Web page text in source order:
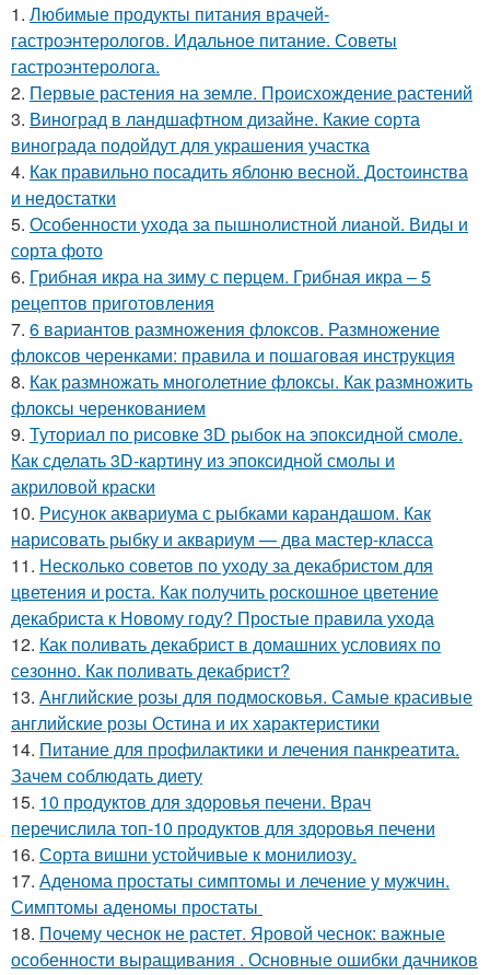
1. Любимые продукты питания врачей-
гастроэнтерологов. Идальное питание. Советы
гастроэнтеролога.
2. Первые растения на земле. Происхождение растений
3. Виноград в ландшафтном дизайне. Какие сорта
винограда подойдут для украшения участка
4. Как правильно посадить яблоню весной. Достоинства
и недостатки
5. Особенности ухода за пышнолистной лианой. Виды и
сорта фото
6. Грибная икра на зиму с перцем. Грибная икра – 5
рецептов приготовления
7. 6 вариантов размножения флоксов. Размножение
флоксов черенками: правила и пошаговая инструкция
8. Как размножать многолетние флоксы. Как размножить
флоксы черенкованием
9. Туториал по рисовке 3D рыбок на эпоксидной смоле.
Как сделать 3D-картину из эпоксидной смолы и
акриловой краски
10. Рисунок аквариума с рыбками карандашом. Как
нарисовать рыбку и аквариум — два мастер-класса
11. Несколько советов по уходу за декабристом для
цветения и роста. Как получить роскошное цветение
декабриста к Новому году? Простые правила ухода
12. Как поливать декабрист в домашних условиях по
сезонно. Как поливать декабрист?
13. Английские розы для подмосковья. Самые красивые
английские розы Остина и их характеристики
14. Питание для профилактики и лечения панкреатита.
Зачем соблюдать диету
15. 10 продуктов для здоровья печени. Врач
перечислила топ-10 продуктов для здоровья печени
16. Сорта вишни устойчивые к монилиозу.
17. Аденома простаты симптомы и лечение у мужчин.
Симптомы аденомы простаты
18. Почему чеснок не растет. Яровой чеснок: важные
особенности выращивания . Основные ошибки дачников